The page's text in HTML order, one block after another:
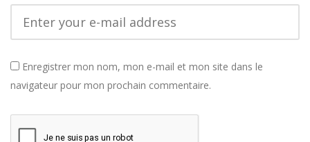
Enregistrer mon nom, mon e-mail et mon site dans le
navigateur pour mon prochain commentaire.